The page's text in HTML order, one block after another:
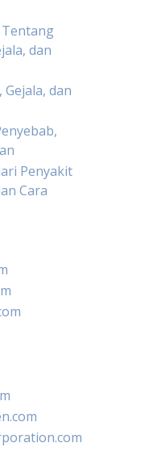
Tentang
dan
dan
Penyakit
Cara